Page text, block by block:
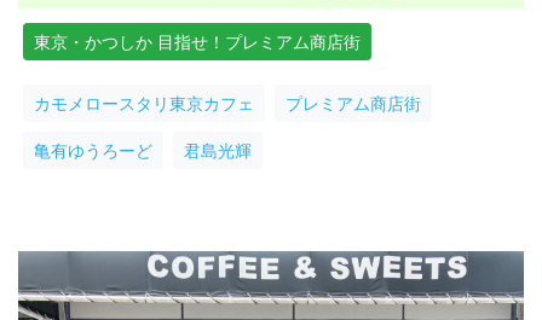
東京・かつしか 目指せ！プレミアム商店街
カモメロースタリ東京カフェ プレミアム商店街
亀有ゆうろーど 君島光輝